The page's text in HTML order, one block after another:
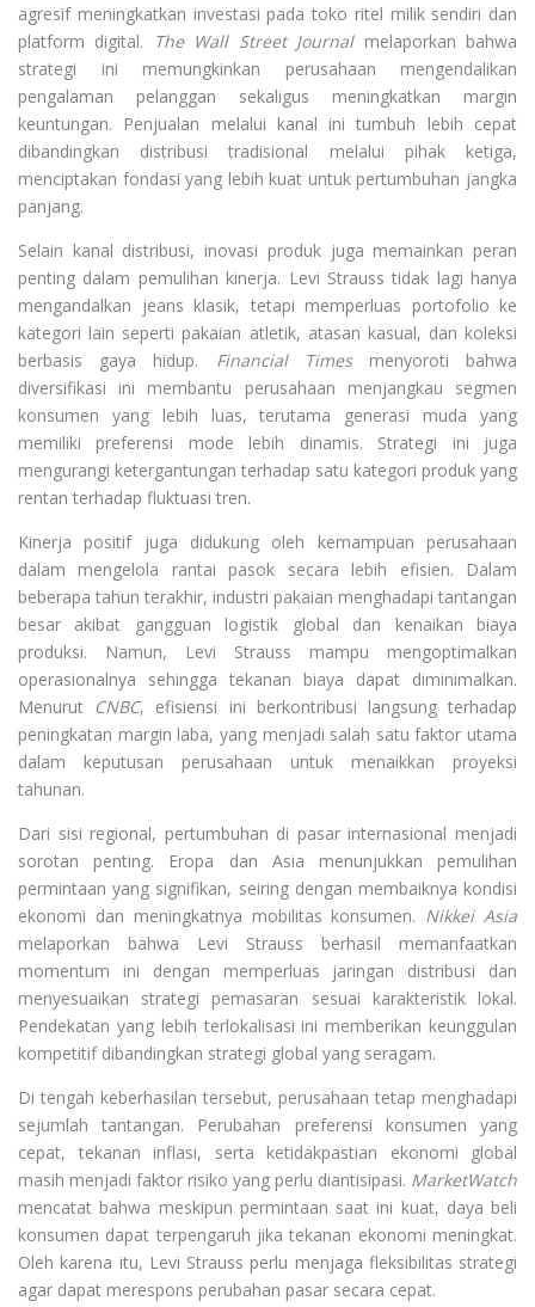
agresif meningkatkan investasi pada toko ritel milik sendiri dan
platform digital.
The Wall Street Journalmelaporkan bahwa
strategi ini memungkinkan perusahaan mengendalikan
pengalaman pelanggan sekaligus meningkatkan margin
keuntungan. Penjualan melalui kanal ini tumbuh lebih cepat
dibandingkan distribusi tradisional melalui pihak ketiga,
menciptakan fondasi yang lebih kuat untuk pertumbuhan jangka
panjang.
Selain kanal distribusi, inovasi produk juga memainkan peran
penting dalam pemulihan kinerja. Levi Strauss tidak lagi hanya
mengandalkan jeans klasik, tetapi memperluas portofolio ke
kategori lain seperti pakaian atletik, atasan kasual, dan koleksi
berbasis gaya hidup. Financial Timesmenyoroti bahwa
diversifikasi ini membantu perusahaan menjangkau segmen
konsumen yang lebih luas, terutama generasi muda yang
memiliki preferensi mode lebih dinamis. Strategi ini juga
mengurangi ketergantungan terhadap satu kategori produk yang
rentan terhadap fluktuasi tren.
Kinerja positif juga didukung oleh kemampuan perusahaan
dalam mengelola rantai pasok secara lebih efisien. Dalam
beberapa tahun terakhir, industri pakaian menghadapi tantangan
besar akibat gangguan logistik global dan kenaikan biaya
produksi. Namun, Levi Strauss mampu mengoptimalkan
operasionalnya sehingga tekanan biaya dapat diminimalkan.
Menurut CNBC, efisiensi ini berkontribusi langsung terhadap
peningkatan margin laba, yang menjadi salah satu faktor utama
dalam keputusan perusahaan untuk menaikkan proyeksi
tahunan.
Dari sisi regional, pertumbuhan di pasar internasional menjadi
sorotan penting. Eropa dan Asia menunjukkan pemulihan
permintaan yang signifikan, seiring dengan membaiknya kondisi
ekonomi dan meningkatnya mobilitas konsumen. Nikkei Asia
melaporkan bahwa Levi Strauss berhasil memanfaatkan
momentum ini dengan memperluas jaringan distribusi dan
menyesuaikan strategi pemasaran sesuai karakteristik lokal.
Pendekatan yang lebih terlokalisasi ini memberikan keunggulan
kompetitif dibandingkan strategi global yang seragam.
Di tengah keberhasilan tersebut, perusahaan tetap menghadapi
sejumlah tantangan. Perubahan preferensi konsumen yang
cepat, tekanan inflasi, serta ketidakpastian ekonomi global
masih menjadi faktor risiko yang perlu diantisipasi. MarketWatch
mencatat bahwa meskipun permintaan saat ini kuat, daya beli
konsumen dapat terpengaruh jika tekanan ekonomi meningkat.
Oleh karena itu, Levi Strauss perlu menjaga fleksibilitas strategi
agar dapat merespons perubahan pasar secara cepat.